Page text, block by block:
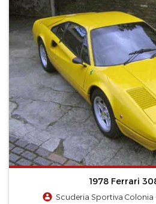
1978 Ferrari
Scuderia Sportiva Colonia